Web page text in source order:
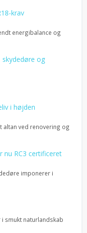
krav
energibalance og
skydedøre og
i højden
ved renovering og
nu RC3 certificeret
imponerer i
smukt naturlandskab